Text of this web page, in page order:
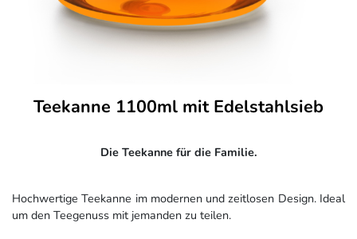
Teekanne 1100ml mit Edelstahlsieb
Die Teekanne für die Familie.
Hochwertige Teekanne im modernen und zeitlosen Design. Ideal
um den Teegenuss mit jemanden zu teilen.